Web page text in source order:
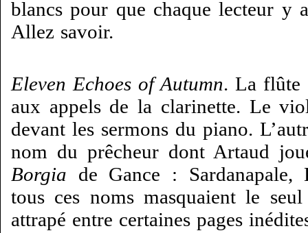
blancs pour que chaque lecteur y
Allez savoir.
Eleven Echoes of Autumn. La flûte
aux appels de la clarinette. Le
devant les sermons du piano.
nom du prêcheur dont Artaud
Borgia de Gance :
tous ces noms masquaient le
attrapé entre certaines pages